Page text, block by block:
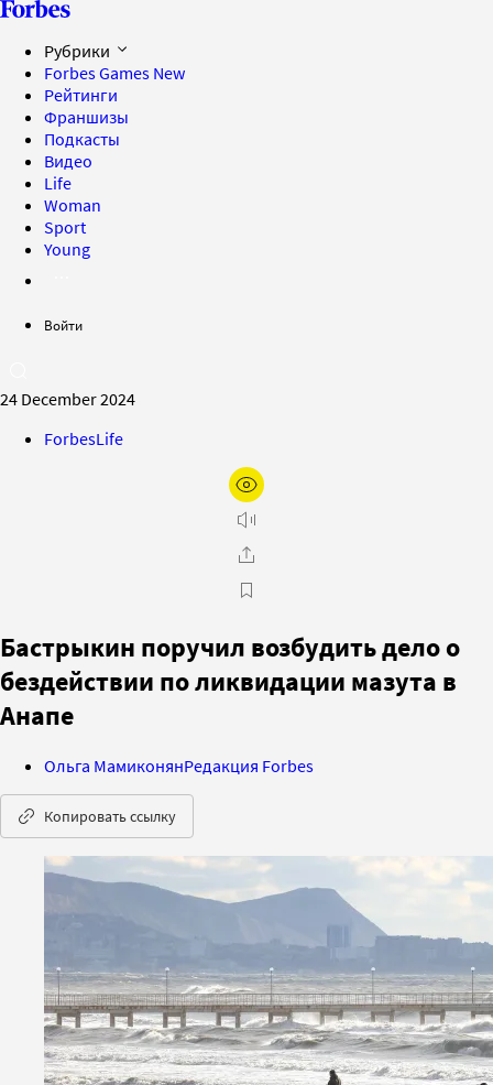
Рубрики
Forbes Games New
Рейтинги
Франшизы
Подкасты
Видео
Life
Woman
Sport
Young
Войти
24 December 2024
ForbesLife
Бастрыкин поручил возбудить дело о
бездействии по ликвидации мазута в
Анапе
Ольга МамиконянРедакция Forbes
Копировать ссылку